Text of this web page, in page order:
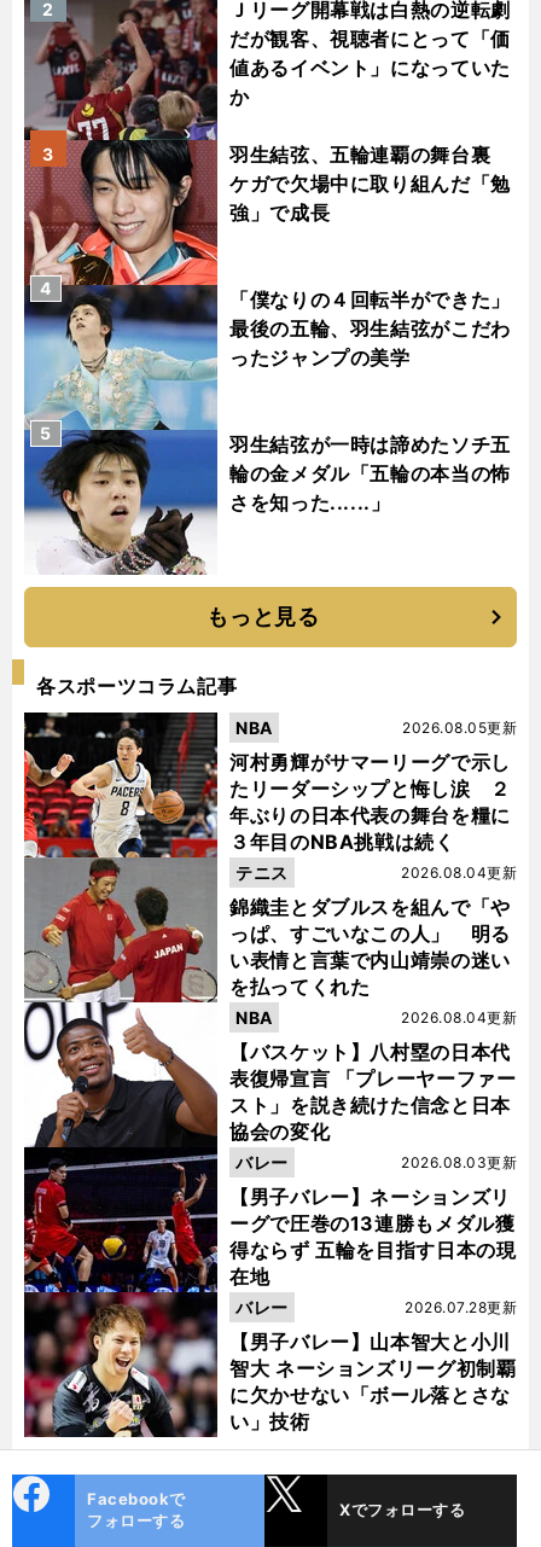
Ｊリーグ開幕戦は白熱の逆転劇
だが観客、視聴者にとって「価
値あるイベント」になっていた
か
2
羽生結弦、五輪連覇の舞台裏
ケガで欠場中に取り組んだ「勉
強」で成長
3
「僕なりの４回転半ができた」
最後の五輪、羽生結弦がこだわ
ったジャンプの美学
4
羽生結弦が一時は諦めたソチ五
輪の金メダル「五輪の本当の怖
さを知った......」
5
もっと見る
各スポーツコラム記事
河村勇輝がサマーリーグで示し
たリーダーシップと悔し涙 ２
年ぶりの日本代表の舞台を糧に
３年目のNBA挑戦は続く
2026.08.05更新
NBA
錦織圭とダブルスを組んで「や
っぱ、すごいなこの人」 明る
い表情と言葉で内山靖崇の迷い
を払ってくれた
2026.08.04更新
テニス
【バスケット】八村塁の日本代
表復帰宣言 「プレーヤーファー
スト」を説き続けた信念と日本
協会の変化
2026.08.04更新
NBA
【男子バレー】ネーションズリ
ーグで圧巻の13連勝もメダル獲
得ならず 五輪を目指す日本の現
在地
2026.08.03更新
バレー
【男子バレー】山本智大と小川
智大 ネーションズリーグ初制覇
に欠かせない「ボール落とさな
い」技術
2026.07.28更新
バレー
ok
Facebookで
フォローする
Xでフォローする